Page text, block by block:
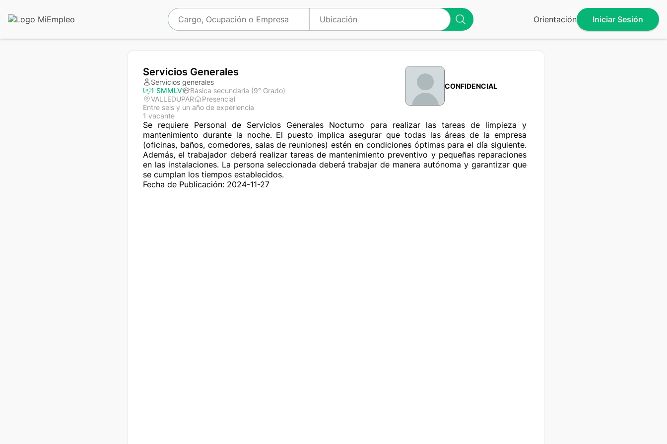
Orientación Iniciar Sesión
Servicios Generales
Servicios generales
1 SMMLV
Básica secundaria (9° Grado)
VALLEDUPAR
Presencial
Entre seis y un año de experiencia
1 vacante
CONFIDENCIAL
Se requiere Personal de Servicios Generales Nocturno para realizar las tareas de limpieza y
mantenimiento durante la noche. El puesto implica asegurar que todas las áreas de la empresa
(oficinas, baños, comedores, salas de reuniones) estén en condiciones óptimas para el día siguiente.
Además, el trabajador deberá realizar tareas de mantenimiento preventivo y pequeñas reparaciones
en las instalaciones. La persona seleccionada deberá trabajar de manera autónoma y garantizar que
se cumplan los tiempos establecidos.
Fecha de Publicación: 2024-11-27